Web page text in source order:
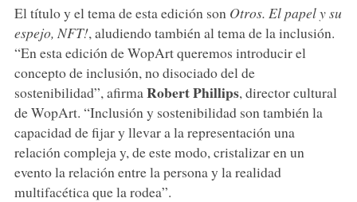
El título y el tema de esta edición son Otros. El papel y su
espejo, NFT!, aludiendo también al tema de la inclusión.
“En esta edición de WopArt queremos introducir el
concepto de inclusión, no disociado del de
sostenibilidad”, afirmaRobert Phillips, director cultural
de WopArt. “Inclusión y sostenibilidad son también la
capacidad de fijar y llevar a la representación una
relación compleja y, de este modo, cristalizar en un
evento la relación entre la persona y la realidad
multifacética que la rodea”.